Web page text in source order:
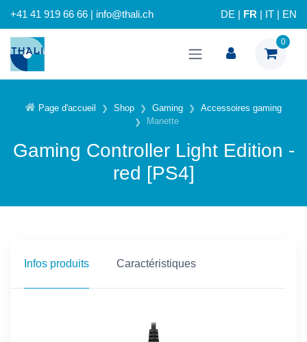
+41 41 919 66 66 | info@thali.ch DE FR IT EN
0
Page d'accueil Shop Gaming
Accessoires gaming
Manette
Gaming Controller Light Edition -
red [PS4]
Infos produits Caractéristiques